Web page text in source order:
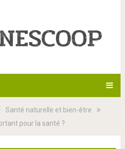
Santé naturelle et bien-être
pour la santé ?